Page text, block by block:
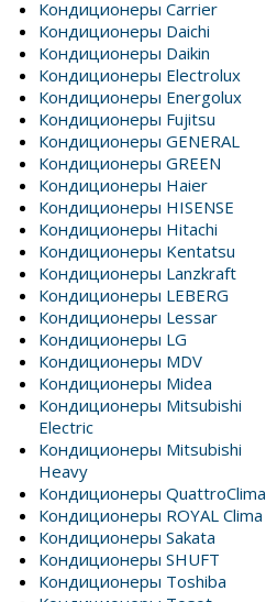
Кондиционеры Carrier
Кондиционеры Daichi
Кондиционеры Daikin
Кондиционеры Electrolux
Кондиционеры Energolux
Кондиционеры Fujitsu
Кондиционеры GENERAL
Кондиционеры GREEN
Кондиционеры Haier
Кондиционеры HISENSE
Кондиционеры Hitachi
Кондиционеры Kentatsu
Кондиционеры Lanzkraft
Кондиционеры LEBERG
Кондиционеры Lessar
Кондиционеры LG
Кондиционеры MDV
Кондиционеры Midea
Кондиционеры Mitsubishi
Electric
Кондиционеры Mitsubishi
Heavy
Кондиционеры QuattroClima
Кондиционеры ROYAL Clima
Кондиционеры Sakata
Кондиционеры SHUFT
Кондиционеры Toshiba